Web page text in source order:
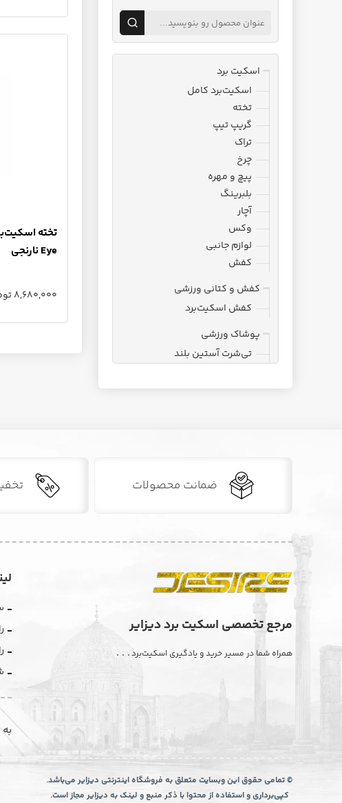
اسکیت برد
اسکیت‌برد کامل
تخته
گریپ تیپ
تراک
چرخ
پیچ و مهره
بلبرینگ
آچار
وکس
لوازم جانبی
کفش
کفش و کتانی ورزشی
کفش اسکیت‌برد
پوشاک ورزشی
تی‌شرت آستین بلند
Eye نارنجی
8,680,000 تومان
ضمانت محصولات
مرجع تخصصی اسکیت برد دیزایر
همراه شما در مسیر خرید و یادگیری اسکیت‌برد. . .
© تمامی حقوق این وبسایت متعلق به فروشگاه اینترنتی دیزایر می‌باشد.
کپی‌برداری و استفاده از محتوا با ذکر منبع و لینک به دیزایر مجاز است.